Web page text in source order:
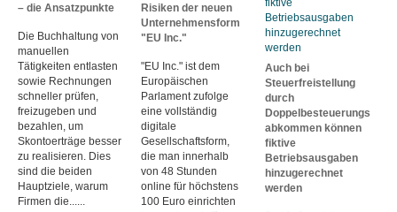
– die Ansatzpunkte
Die Buchhaltung von
manuellen
Tätigkeiten entlasten
sowie Rechnungen
schneller prüfen,
freizugeben und
bezahlen, um
Skontoerträge besser
zu realisieren. Dies
sind die beiden
Hauptziele, warum
Firmen die......
Risiken der neuen
Unternehmensform
"EU Inc."
"EU Inc." ist dem
Europäischen
Parlament zufolge
eine vollständig
digitale
Gesellschaftsform,
die man innerhalb
von 48 Stunden
online für höchstens
100 Euro einrichten
Auch bei
Steuerfreistellung
durch
Doppelbesteuerungs
abkommen können
fiktive
Betriebsausgaben
hinzugerechnet
werden